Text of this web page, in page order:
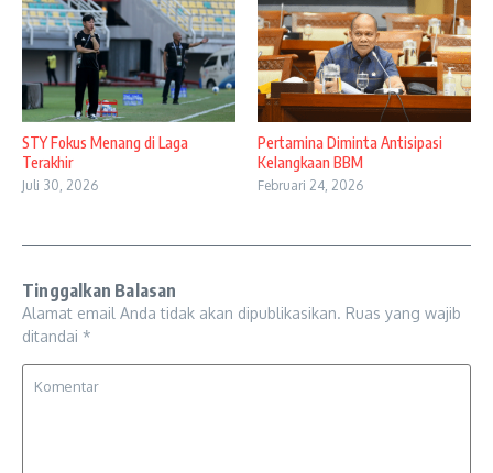
STY Fokus Menang di Laga
Terakhir
Juli 30, 2026
Pertamina Diminta Antisipasi
Kelangkaan BBM
Februari 24, 2026
Tinggalkan Balasan
Alamat email Anda tidak akan dipublikasikan. Ruas yang wajib
ditandai *